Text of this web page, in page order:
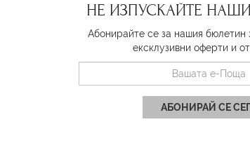
НЕ ИЗПУСКАЙТЕ
Абонирайте се за нашия бюлетин
ексклузивни оферти и
АБОНИРАЙ СЕ